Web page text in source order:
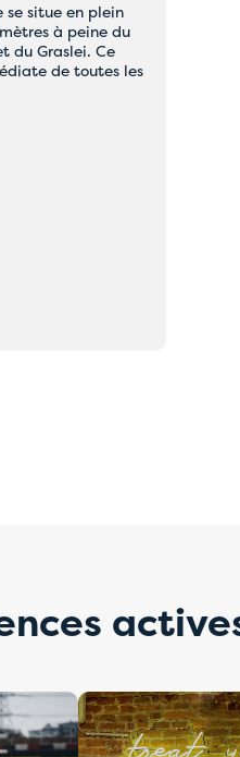
se situe en plein
à peine du
du Graslei. Ce
de toutes les